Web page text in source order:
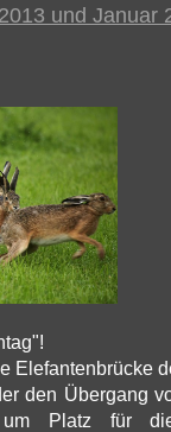
und Januar
Elefantenbrücke
den Übergang
um Platz für